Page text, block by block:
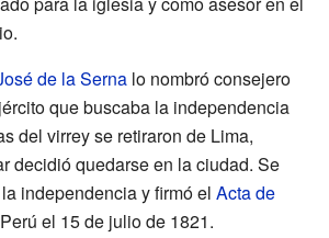
de la Serna lo nombró consejero
que buscaba la independencia
del virrey se retiraron de Lima,
decidió quedarse en la ciudad. Se
independencia y firmó el Acta de
el 15 de julio de 1821.